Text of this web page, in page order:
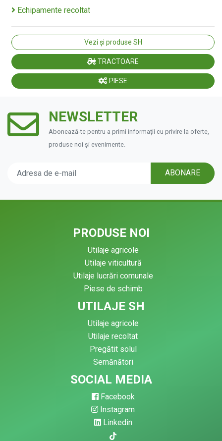
Echipamente recoltat
Vezi și produse SH
TRACTOARE
PIESE
NEWSLETTER
Abonează-te pentru a primi informații cu privire la oferte,
produse noi și evenimente.
ABONARE
PRODUSE NOI
Utilaje agricole
Utilaje viticultură
Utilaje lucrări comunale
Piese de schimb
UTILAJE SH
Utilaje agricole
Utilaje recoltat
Pregătit solul
Semănători
SOCIAL MEDIA
Facebook
Instagram
Linkedin